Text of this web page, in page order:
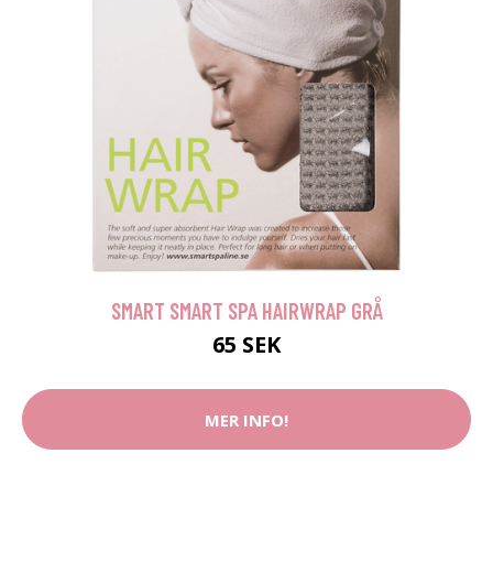
SMART SMART SPA HAIRWRAP GRÅ
65 SEK
MER INFO!